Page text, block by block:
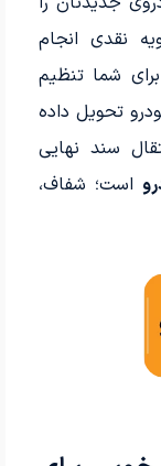
نقدی انجام
شما تنظیم
تحویل داده
سند نهایی
است؛ شفاف،